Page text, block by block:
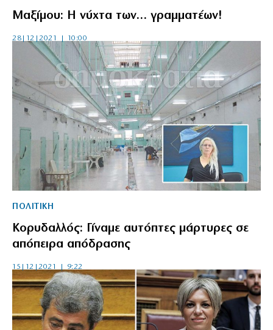
Μαξίμου: Η νύχτα των… γραμματέων!
28|12|2021 | 10:00
ΠΟΛΙΤΙΚΗ
Κορυδαλλός: Γίναμε αυτόπτες μάρτυρες σε
απόπειρα απόδρασης
15|12|2021 | 9:22